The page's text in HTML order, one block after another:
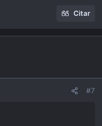
Citar
#7